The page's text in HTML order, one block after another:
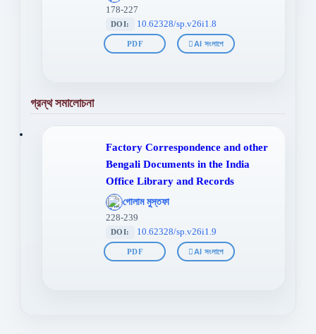
178-227
DOI: 10.62328/sp.v26i1.8
PDF AI সংলাপে
গ্রন্থ সমালোচনা
Factory Correspondence and other
Bengali Documents in the India
Office Library and Records
';
};">
গোলাম মুস্তফা
228-239
DOI: 10.62328/sp.v26i1.9
PDF AI সংলাপে